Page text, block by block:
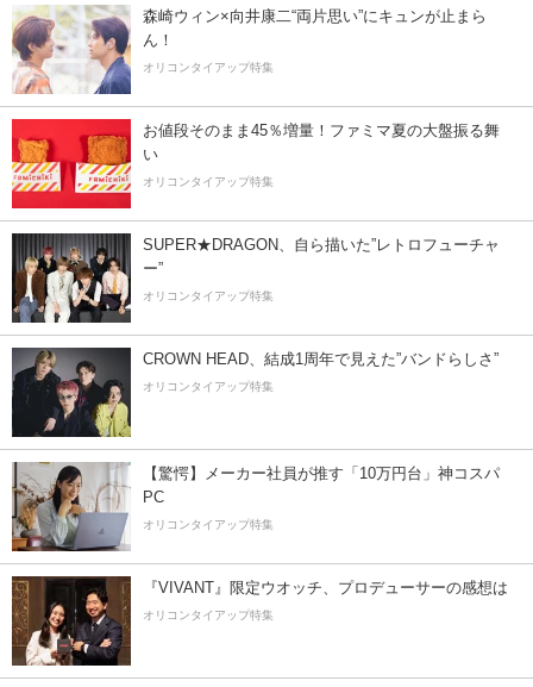
森崎ウィン×向井康二“両片思い”にキュンが止まら
ん！
オリコンタイアップ特集
お値段そのまま45％増量！ファミマ夏の大盤振る舞
い
オリコンタイアップ特集
SUPER★DRAGON、自ら描いた”レトロフューチャ
ー”
オリコンタイアップ特集
CROWN HEAD、結成1周年で見えた”バンドらしさ”
オリコンタイアップ特集
【驚愕】メーカー社員が推す「10万円台」神コスパ
PC
オリコンタイアップ特集
『VIVANT』限定ウオッチ、プロデューサーの感想は
オリコンタイアップ特集